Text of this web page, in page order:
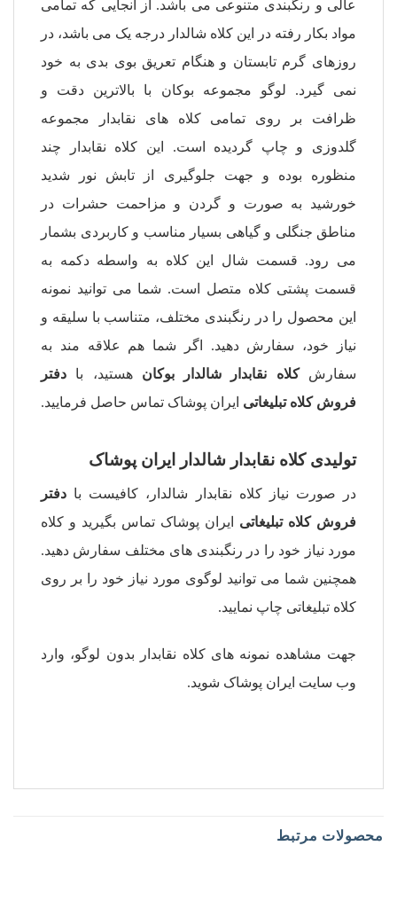
عالی و رنگبندی متنوعی می باشد. از آنجایی که تمامی
مواد بکار رفته در این کلاه شالدار درجه یک می باشد، در
روزهای گرم تابستان و هنگام تعریق بوی بدی به خود
نمی گیرد. لوگو مجموعه بوکان با بالاترین دقت و
ظرافت بر روی تمامی کلاه های نقابدار مجموعه
گلدوزی و چاپ گردیده است. این کلاه نقابدار
چند
منظوره بوده و جهت جلوگیری از تابش نور شدید
خورشید به صورت و گردن و مزاحمت حشرات در
مناطق جنگلی و گیاهی بسیار مناسب و کاربردی بشمار
می رود. قسمت شال این کلاه به واسطه دکمه به
قسمت پشتی کلاه متصل است. شما می توانید نمونه
این محصول را در رنگبندی مختلف، متناسب با سلیقه و
نیاز خود، سفارش دهید. اگر شما هم علاقه مند به
سفارشکلاه نقابدار شالدار بوکان هستید، با دفتر
فروشکلاه تبلیغاتی ایران پوشاک تماس حاصل فرمایید.
تولیدی کلاه نقابدار شالدار ایران پوشاک
در صورت نیاز کلاه نقابدار شالدار، کافیست با دفتر
فروش کلاه تبلیغاتی ایران پوشاک تماس بگیرید و کلاه
مورد نیاز خود را در رنگبندی های مختلف سفارش دهید.
همچنین شما می توانید لوگوی مورد نیاز خود را بر روی
کلاه تبلیغاتی چاپ نمایید.
جهت مشاهده نمونه های کلاه نقابدار بدون لوگو، وارد
وب سایت ایران پوشاک شوید.
محصولات مرتبط